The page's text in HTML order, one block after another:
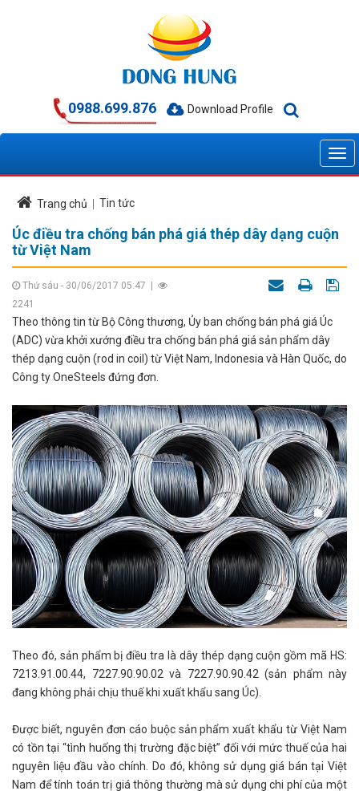
0988.699.876 Download Profile
Trang chủ Tin tức
Úc điều tra chống bán phá giá thép dây dạng cuộn
từ Việt Nam
Thứ sáu - 30/06/2017 05:47
2241
Theo thông tin từ Bộ Công thương, Ủy ban chống bán phá giá Úc
(ADC) vừa khởi xướng điều tra chống bán phá giá sản phẩm dây
thép dạng cuộn (rod in coil) từ Việt Nam, Indonesia và Hàn Quốc, do
Công ty OneSteels đứng đơn.
Theo đó, sản phẩm bị điều tra là dây thép dạng cuộn gồm mã HS:
7213.91.00.44, 7227.90.90.02 và 7227.90.90.42 (sản phẩm này
đang không phải chịu thuế khi xuất khẩu sang Úc).
Được biết, nguyên đơn cáo buộc sản phẩm xuất khẩu từ Việt Nam
có tồn tại “tình huống thị trường đặc biệt” đối với mức thuế của hai
nguyên liệu đầu vào chính. Do đó, không sử dụng giá bán tại Việt
Nam để tính toán trị giá thông thường mà sử dụng chi phí của một